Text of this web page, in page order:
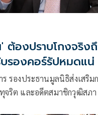
ต้องปราบโกงจริง
รองคอร์รัปหมดแน่
รองประธานมูลนิธิส่งเสริม
จริต และอดีตสมาชิกวุฒิสภา